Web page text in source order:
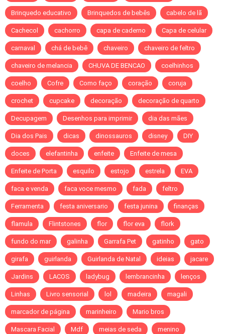
Brinquedo educativo Brinquedos de bebês cabelo de lã
Cachecol cachorro capa de caderno Capa de celular
carnaval chá de bebê chaveiro chaveiro de feltro
chaveiro de melancia CHUVA DE BENCAO coelhinhos
coelho Cofre Como faço coração coruja
crochet cupcake decoração decoração de quarto
Decupagem Desenhos para imprimir dia das mães
Dia dos Pais dicas dinossauros disney DIY
doces elefantinha enfeite Enfeite de mesa
Enfeite de Porta esquilo estojo estrela EVA
faca e venda faca voce mesmo fada feltro
Ferramenta festa aniversario festa junina finanças
flamula Flintstones flor flor eva flork
fundo do mar galinha Garrafa Pet gatinho gato
girafa guirlanda Guirlanda de Natal ideias jacare
Jardins LACOS ladybug lembrancinha lenços
Linhas Livro sensorial lol madeira magali
marcador de página marinheiro Mario bros
Mascara Facial Mdf meias de seda menino